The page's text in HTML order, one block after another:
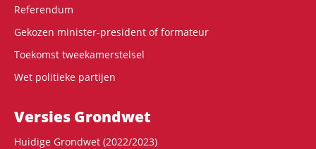
Referendum
Gekozen minister-president of formateur
Toekomst tweekamerstelsel
Wet politieke partijen
Versies Grondwet
Huidige Grondwet (2022/2023)